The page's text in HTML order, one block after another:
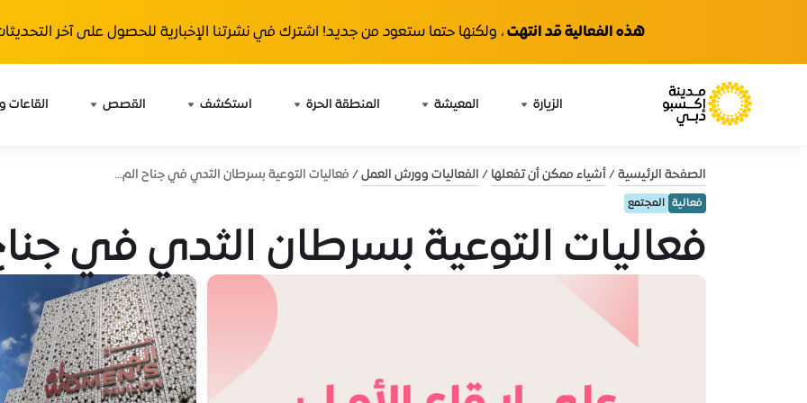
هذه الفعالية قد انتهت، ولكنها حتما ستعود من جديد! اشترك في نشرتنا الإخبارية للحصول على آخر
الزيارة المعيشة المنطقة الحرة استكشف القصص القاعات
الصفحة الرئيسية أشياء ممكن أن تفعلها الفعاليات وورش العمل فعاليات التوعية بسرطان الثدي في جناح الم...
فعالية المجتمع
فعاليات التوعية بسرطان الثدي في